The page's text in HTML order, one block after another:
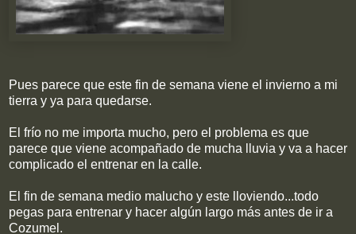
Pues parece que este fin de semana viene el invierno a mi
tierra y ya para quedarse.
El frío no me importa mucho, pero el problema es que
parece que viene acompañado de mucha lluvia y va a hacer
complicado el entrenar en la calle.
El fin de semana medio malucho y este lloviendo...todo
pegas para entrenar y hacer algún largo más antes de ir a
Cozumel.